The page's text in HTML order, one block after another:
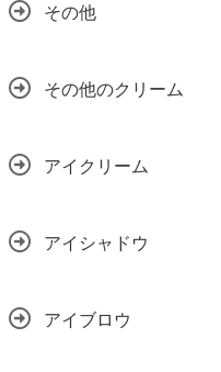
その他
その他のクリーム
アイクリーム
アイシャドウ
アイブロウ